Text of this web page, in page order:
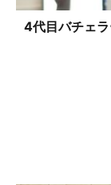
4代目バチェ